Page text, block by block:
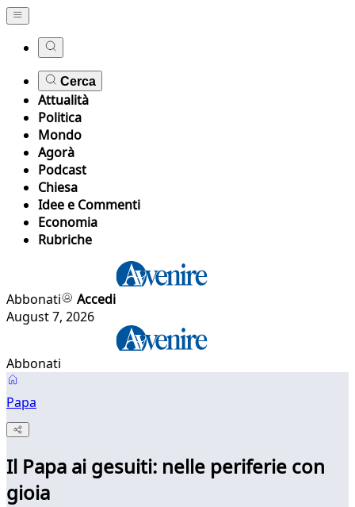
Cerca
Attualità
Politica
Mondo
Agorà
Podcast
Chiesa
Idee e Commenti
Economia
Rubriche
Abbonati
Accedi
August 7, 2026
Abbonati
Papa
Il Papa ai gesuiti: nelle periferie con
gioia